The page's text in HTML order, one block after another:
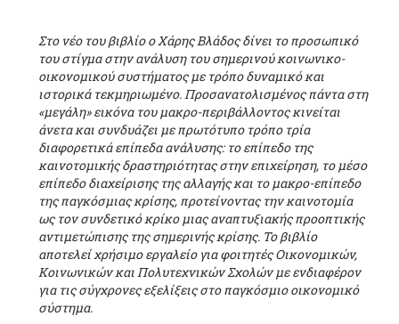
Στο νέο του βιβλίο ο Χάρης Βλάδος δίνει το προσωπικό
του στίγμα στην ανάλυση του σημερινού κοινωνικο-
οικονομικού συστήματος με τρόπο δυναμικό και
ιστορικά τεκμηριωμένο. Προσανατολισμένος πάντα στη
«μεγάλη» εικόνα του μακρο-περιβάλλοντος κινείται
άνετα και συνδυάζει με πρωτότυπο τρόπο τρία
διαφορετικά επίπεδα ανάλυσης: το επίπεδο της
καινοτομικής δραστηριότητας στην επιχείρηση, το μέσο
επίπεδο διαχείρισης της αλλαγής και το μακρο-επίπεδο
της παγκόσμιας κρίσης, προτείνοντας την καινοτομία
ως τον συνδετικό κρίκο μιας αναπτυξιακής προοπτικής
αντιμετώπισης της σημερινής κρίσης. Το βιβλίο
αποτελεί χρήσιμο εργαλείο για φοιτητές Οικονομικών,
Κοινωνικών και Πολυτεχνικών Σχολών με ενδιαφέρον
για τις σύγχρονες εξελίξεις στο παγκόσμιο οικονομικό
σύστημα.